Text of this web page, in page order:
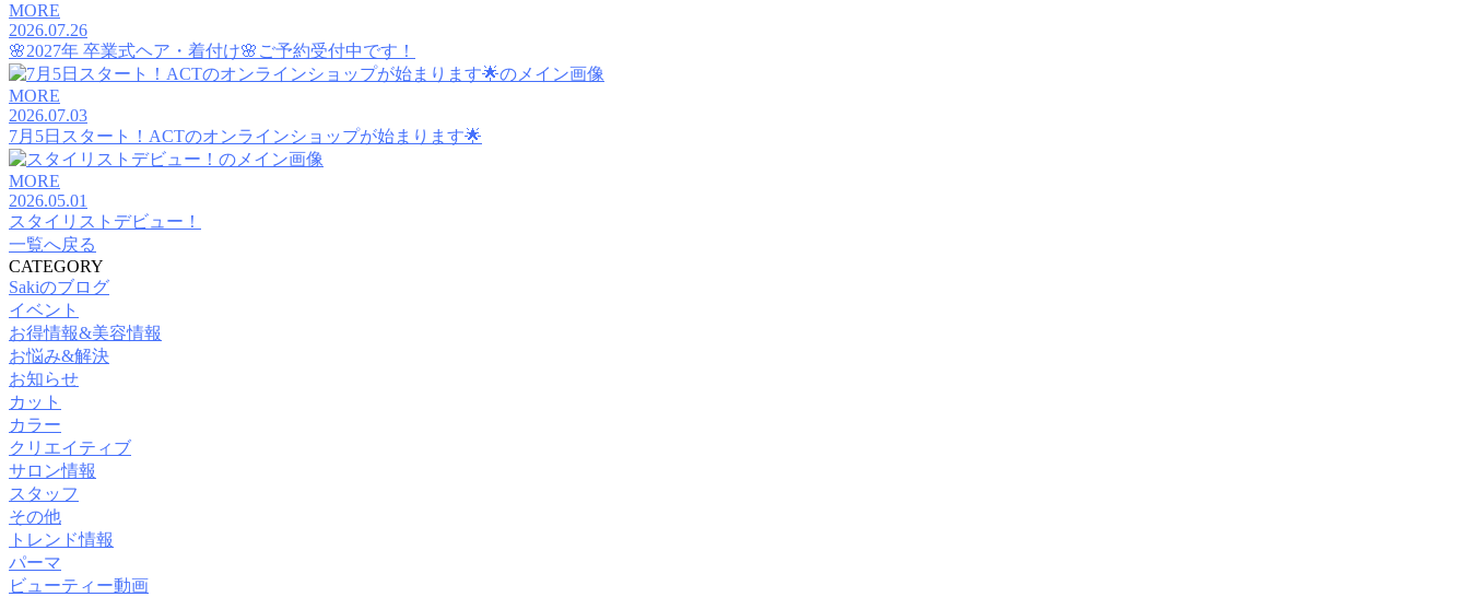
MORE
2026.07.26
🌸2027年 卒業式ヘア・着付け🌸ご予約受付中です！
MORE
2026.07.03
7月5日スタート！ACTのオンラインショップが始まります🌟
MORE
2026.05.01
スタイリストデビュー！
一覧へ戻る
CATEGORY
Sakiのブログ
イベント
お得情報&美容情報
お悩み&解決
お知らせ
カット
カラー
クリエイティブ
サロン情報
スタッフ
その他
トレンド情報
パーマ
ビューティー動画